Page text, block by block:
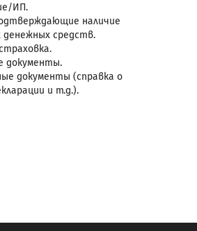
ИП.
наличие
средств.
документы.
документы (справка о
и т.д.).